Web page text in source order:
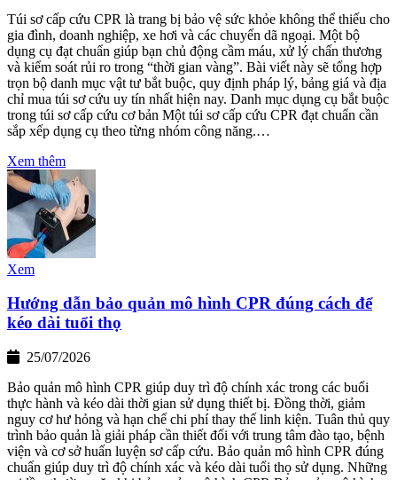
Túi sơ cấp cứu CPR là trang bị bảo vệ sức khỏe không thể thiếu cho
gia đình, doanh nghiệp, xe hơi và các chuyến dã ngoại. Một bộ
dụng cụ đạt chuẩn giúp bạn chủ động cầm máu, xử lý chấn thương
và kiểm soát rủi ro trong “thời gian vàng”. Bài viết này sẽ tổng hợp
trọn bộ danh mục vật tư bắt buộc, quy định pháp lý, bảng giá và địa
chỉ mua túi sơ cứu uy tín nhất hiện nay. Danh mục dụng cụ bắt buộc
trong túi sơ cấp cứu cơ bản Một túi sơ cấp cứu CPR đạt chuẩn cần
sắp xếp dụng cụ theo từng nhóm công năng.…
Xem thêm
Xem
Hướng dẫn bảo quản mô hình CPR đúng cách để
kéo dài tuổi thọ
25/07/2026
Bảo quản mô hình CPR giúp duy trì độ chính xác trong các buổi
thực hành và kéo dài thời gian sử dụng thiết bị. Đồng thời, giảm
nguy cơ hư hỏng và hạn chế chi phí thay thế linh kiện. Tuân thủ quy
trình bảo quản là giải pháp cần thiết đối với trung tâm đào tạo, bệnh
viện và cơ sở huấn luyện sơ cấp cứu. Bảo quản mô hình CPR đúng
chuẩn giúp duy trì độ chính xác và kéo dài tuổi thọ sử dụng. Những